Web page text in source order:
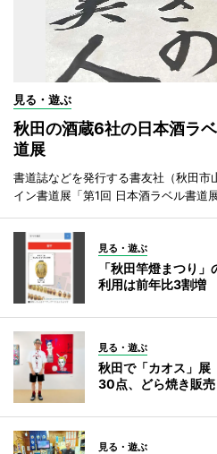
見る・遊ぶ
秋田の酒蔵6社の日本酒ラ
道展
書道誌などを発行する書友社（秋田市
イン書道展「第1回 日本酒ラベル書道
見る・遊ぶ
「秋田竿燈まつり
利用は前年比3割増
見る・遊ぶ
秋田で「カオス」
30点、どら焼き販売
見る・遊ぶ